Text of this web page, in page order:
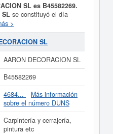
SL es B45582269.
SL se constituyó el día
de DECORACION DE
CON TODO TIPO DE
incluida esta empresa
SLes el
acumulando un total de
puede realizarlo aquí
un capital aproximado de
Mercantil tiene registrada
ha publicado hasta
actos.
>
SL
AARON DECORACION SL
B45582269
4684...
Más información
sobre el número DUNS
Carpintería y cerrajería,
pintura etc